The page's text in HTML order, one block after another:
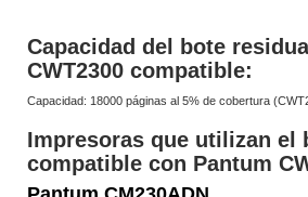
Capacidad del bote
CWT2300 compatible:
Capacidad: 18000 páginas al 5% de cobertura
Impresoras que utilizan el
compatible con Pantum